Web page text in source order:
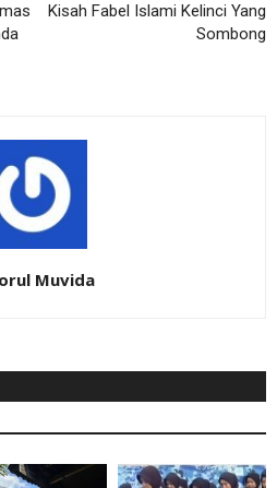
Kisah Fabel Islami Kelinci Yang
Sombong
Muvida